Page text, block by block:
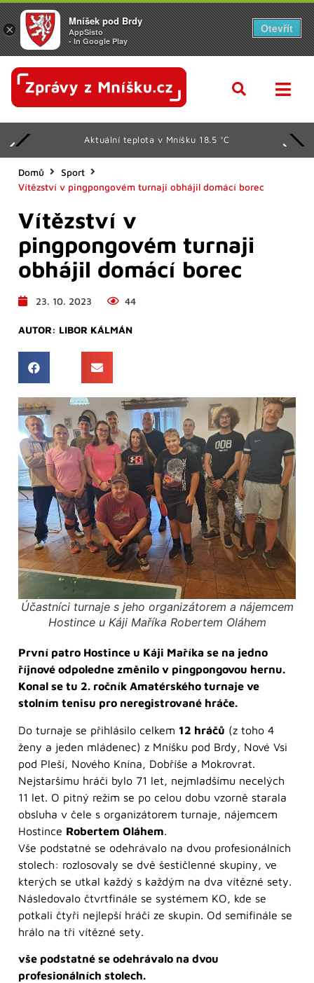
Aktuální teplota v Mníšku 18.5 °C
Domů
Sport
Vítězství v pingpongovém turnaji obhájil domácí borec
Vítězství v
pingpongovém turnaji
obhájil domácí borec
23. 10. 2023 44
AUTOR: LIBOR KÁLMÁN
Účastníci turnaje s jeho organizátorem a nájemcem
Hostince u Káji Maříka Robertem Oláhem
První patro Hostince u Káji Maříka se na jedno
říjnové odpoledne změnilo v pingpongovou hernu.
Konal se tu 2. ročník Amatérského turnaje ve
stolním tenisu pro neregistrované hráče.
Do turnaje se přihlásilo celkem 12 hráčů (z toho 4
ženy a jeden mládenec) z Mníšku pod Brdy, Nové Vsi
pod Pleší, Nového Knína, Dobříše a Mokrovrat.
Nejstaršímu hráči bylo 71 let, nejmladšímu necelých
11 let. O pitný režim se po celou dobu vzorně starala
obsluha v čele s organizátorem turnaje, nájemcem
Hostince Robertem Oláhem.
Vše podstatné se odehrávalo na dvou profesionálních
stolech: rozlosovaly se dvě šestičlenné skupiny, ve
kterých se utkal každý s každým na dva vítězné sety.
Následovalo čtvrtfinále se systémem KO, kde se
potkali čtyři nejlepší hráči ze skupin. Od semifinále se
hrálo na tři vítězné sety.
vše podstatné se odehrávalo na dvou
profesionálních stolech.
×
Mníšek pod Brdy
AppSisto
- In Google Play
Otevřít